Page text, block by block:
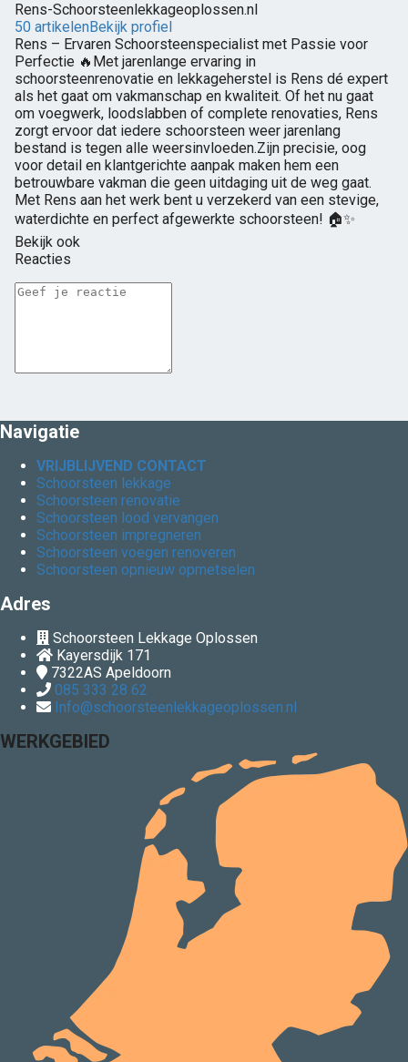
Rens-Schoorsteenlekkageoplossen.nl
50 artikelenBekijk profiel
Rens – Ervaren Schoorsteenspecialist met Passie voor
Perfectie 🔥Met jarenlange ervaring in
schoorsteenrenovatie en lekkageherstel is Rens dé expert
als het gaat om vakmanschap en kwaliteit. Of het nu gaat
om voegwerk, loodslabben of complete renovaties, Rens
zorgt ervoor dat iedere schoorsteen weer jarenlang
bestand is tegen alle weersinvloeden.Zijn precisie, oog
voor detail en klantgerichte aanpak maken hem een
betrouwbare vakman die geen uitdaging uit de weg gaat.
Met Rens aan het werk bent u verzekerd van een stevige,
waterdichte en perfect afgewerkte schoorsteen! 🏠✨
Bekijk ook
Reacties
Navigatie
VRIJBLIJVEND CONTACT
Schoorsteen lekkage
Schoorsteen renovatie
Schoorsteen lood vervangen
Schoorsteen impregneren
Schoorsteen voegen renoveren
Schoorsteen opnieuw opmetselen
Adres
Schoorsteen Lekkage Oplossen
Kayersdijk 171
7322AS Apeldoorn
085 333 28 62
Info@schoorsteenlekkageoplossen.nl
WERKGEBIED